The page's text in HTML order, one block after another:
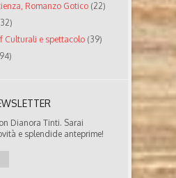
Romanzo Gotico (22)
Culturali e spettacolo (39)
Dianora Tinti. Sarai
e splendide anteprime!